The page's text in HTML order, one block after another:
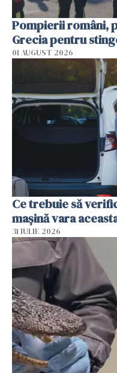
Pompierii români,
Grecia pentru
01 AUGUST 2026
Ce trebuie să
mașină vara
31 IULIE 2026